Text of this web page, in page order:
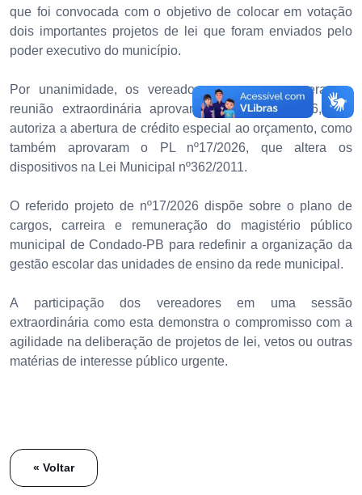
que foi convocada com o objetivo de colocar em votação
dois importantes projetos de lei que foram enviados pelo
poder executivo do município.
Por unanimidade, os vereadores que compareceram a
reunião extraordinária aprovaram o PL nº15/2026, que
autoriza a abertura de crédito especial ao orçamento, como
também aprovaram o PL nº17/2026, que altera os
dispositivos na Lei Municipal nº362/2011.
O referido projeto de nº17/2026 dispõe sobre o plano de
cargos, carreira e remuneração do magistério público
municipal de Condado-PB para redefinir a organização da
gestão escolar das unidades de ensino da rede municipal.
A participação dos vereadores em uma sessão
extraordinária como esta demonstra o compromisso com a
agilidade na deliberação de projetos de lei, vetos ou outras
matérias de interesse público urgente.
« Voltar